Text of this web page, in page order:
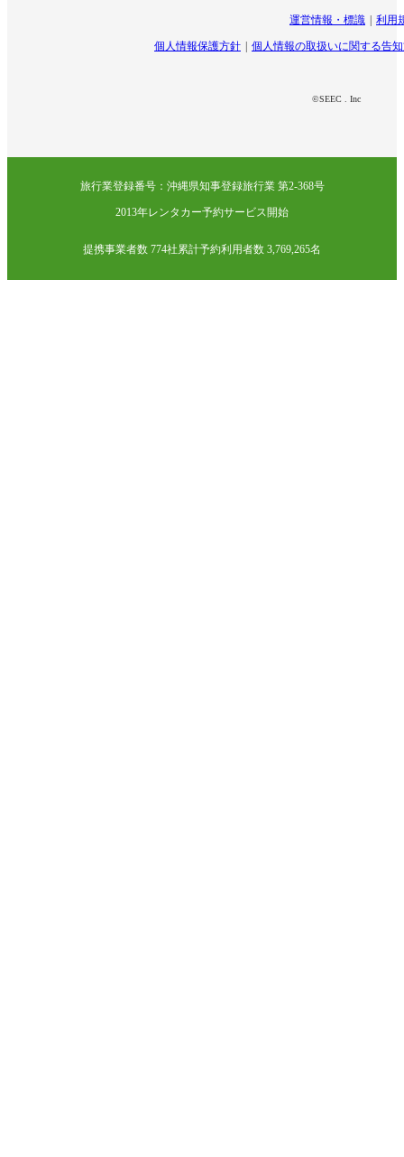
運営情報・標識 利用
個人情報保護方針 個人情報の取扱いに関する告
©SEEC . Inc
旅行業登録番号：沖縄県知事登録旅行業 第2-368号
2013年レンタカー予約サービス開始
提携事業者数 774社累計予約利用者数 3,769,265名